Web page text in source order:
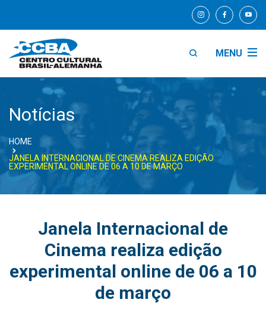
MENU
Notícias
HOME
JANELA INTERNACIONAL DE CINEMA REALIZA EDIÇÃO
EXPERIMENTAL ONLINE DE 06 A 10 DE MARÇO
Janela Internacional de
Cinema realiza edição
experimental online de 06 a 10
de março